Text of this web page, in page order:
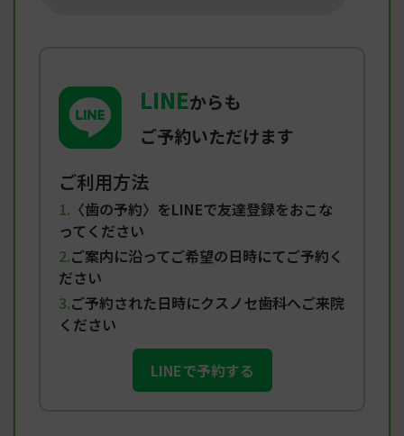
LINEからも
ご予約いただけます
ご利用方法
〈歯の予約〉をLINEで友達登録をおこな
ってください
ご案内に沿ってご希望の日時にてご予約く
ださい
ご予約された日時にクスノセ歯科へご来院
ください
LINEで予約する